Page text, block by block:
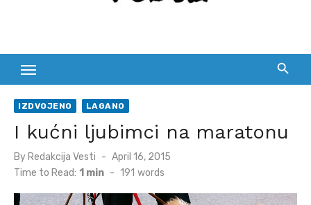
IZDVOJENO LAGANO
I kućni ljubimci na maratonu
By Redakcija Vesti
Posted
on
April 16, 2015
Time to Read: 1 min - 191 words